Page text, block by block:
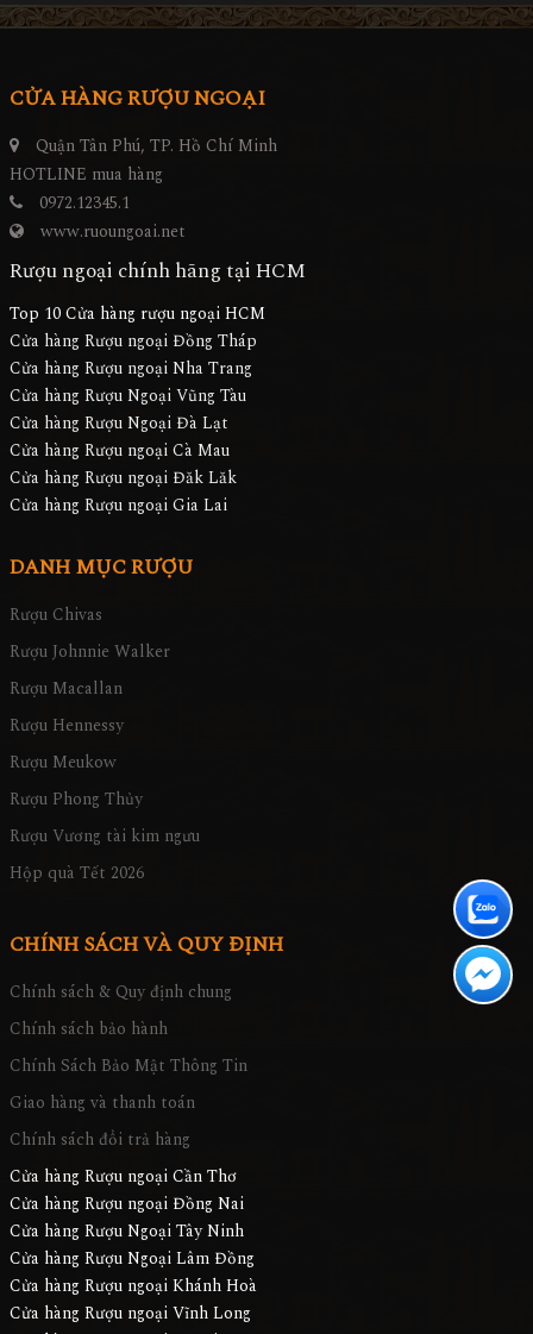
CỬA HÀNG RƯỢU NGOẠI
Quận Tân Phú, TP. Hồ Chí Minh
HOTLINE mua hàng
0972.12345.1
www.ruoungoai.net
Rượu ngoại chính hãng tại HCM
Top 10 Cửa hàng rượu ngoại HCM
Cửa hàng Rượu ngoại Đồng Tháp
Cửa hàng Rượu ngoại Nha Trang
Cửa hàng Rượu Ngoại Vũng Tàu
Cửa hàng Rượu Ngoại Đà Lạt
Cửa hàng Rượu ngoại Cà Mau
Cửa hàng Rượu ngoại Đăk Lăk
Cửa hàng Rượu ngoại Gia Lai
DANH MỤC RƯỢU
Rượu Chivas
Rượu Johnnie Walker
Rượu Macallan
Rượu Hennessy
Rượu Meukow
Rượu Phong Thủy
Rượu Vương tài kim ngưu
Hộp quà Tết 2026
CHÍNH SÁCH VÀ QUY ĐỊNH
Chính sách & Quy định chung
Chính sách bảo hành
Chính Sách Bảo Mật Thông Tin
Giao hàng và thanh toán
Chính sách đổi trả hàng
Cửa hàng Rượu ngoại Cần Thơ
Cửa hàng Rượu ngoại Đồng Nai
Cửa hàng Rượu Ngoại Tây Ninh
Cửa hàng Rượu Ngoại Lâm Đồng
Cửa hàng Rượu ngoại Khánh Hoà
Cửa hàng Rượu ngoại Vĩnh Long